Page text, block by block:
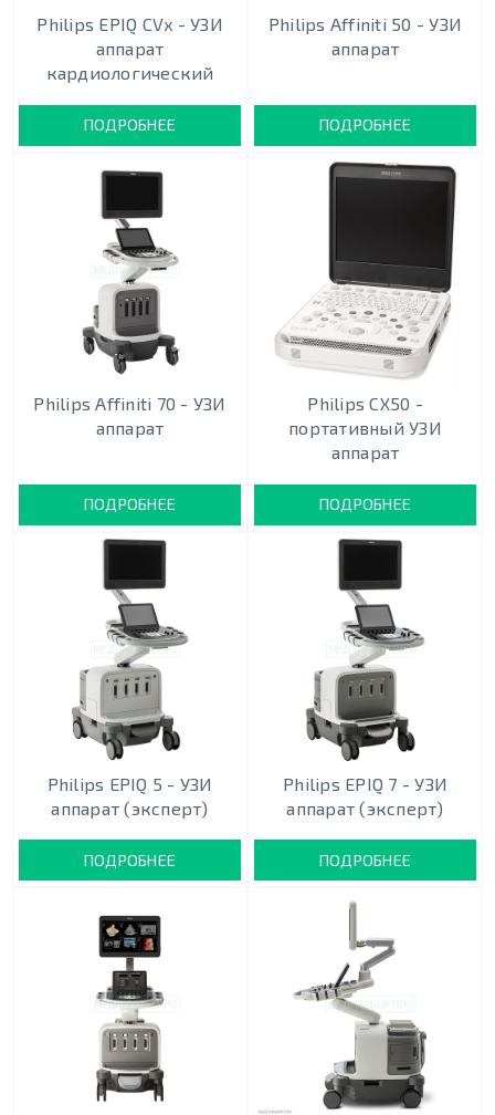
Philips EPIQ CVx - УЗИ
аппарат
кардиологический
ПОДРОБНЕЕ
Philips Affiniti 50 - УЗИ
аппарат
ПОДРОБНЕЕ
Philips Affiniti 70 - УЗИ
аппарат
ПОДРОБНЕЕ
Philips CX50 -
портативный УЗИ
аппарат
ПОДРОБНЕЕ
Philips EPIQ 5 - УЗИ
аппарат (эксперт)
ПОДРОБНЕЕ
Philips EPIQ 7 - УЗИ
аппарат (эксперт)
ПОДРОБНЕЕ